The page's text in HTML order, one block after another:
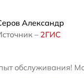
Александр
– 2ГИС
обслуживания!